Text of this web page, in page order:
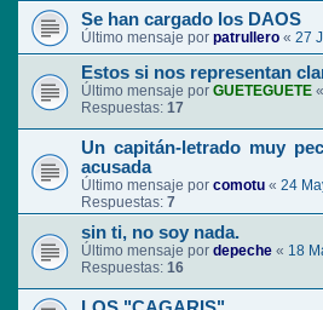
Se han cargado los DAOS
Último mensaje por patrullero « 27
Estos si nos representan
Último mensaje por GUETEGUETE «
Respuestas: 17
Un capitán-letrado muy
acusada
Último mensaje por comotu « 24
Respuestas: 7
sin ti, no soy nada.
Último mensaje por depeche « 18
Respuestas: 16